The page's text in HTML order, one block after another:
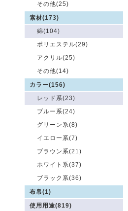
その他(25)
素材(173)
綿(104)
ポリエステル(29)
アクリル(25)
その他(14)
カラー(156)
レッド系(23)
ブルー系(24)
グリーン系(8)
イエロー系(7)
ブラウン系(21)
ホワイト系(37)
ブラック系(36)
布帛(1)
使用用途(819)